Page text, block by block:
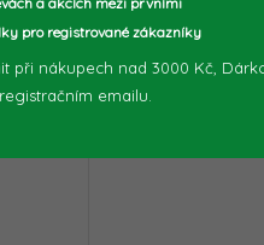
pro registrované zákazníky
při nákupech nad 3000 Kč,
emailu.